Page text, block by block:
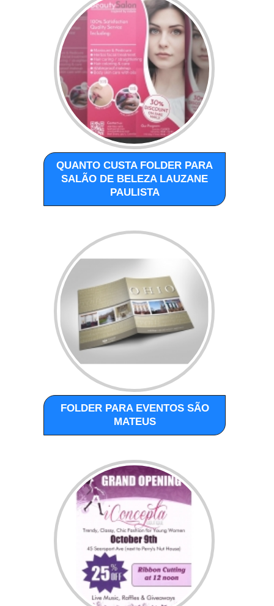
QUANTO CUSTA FOLDER PARA
SALÃO DE BELEZA LAUZANE
PAULISTA
FOLDER PARA EVENTOS SÃO
MATEUS